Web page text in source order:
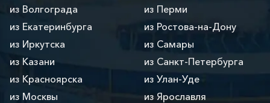
из Волгограда
из Екатеринбурга
из Иркутска
из Казани
из Красноярска
из Москвы
из Перми
из Ростова-на-Дону
из Самары
из Санкт-Петербурга
из Улан-Уде
из Ярославля